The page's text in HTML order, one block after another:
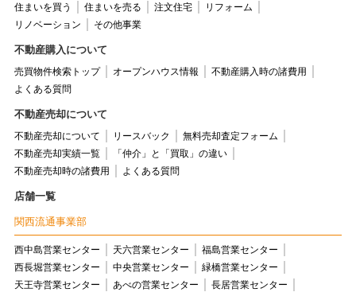
住まいを買う 住まいを売る 注文住宅
リフォーム
リノベーション
その他事業
不動産購入について
売買物件検索トップ オープンハウス情報
不動産購入時の諸費用
よくある質問
不動産売却について
不動産売却について リースバック
無料売却査定フォーム
不動産売却実績一覧
「仲介」と「買取」の違い
不動産売却時の諸費用
よくある質問
店舗一覧
関西流通事業部
西中島営業センター 天六営業センター
福島営業センター
西長堀営業センター
中央営業センター
緑橋営業センター
天王寺営業センター
あべの営業センター
長居営業センター